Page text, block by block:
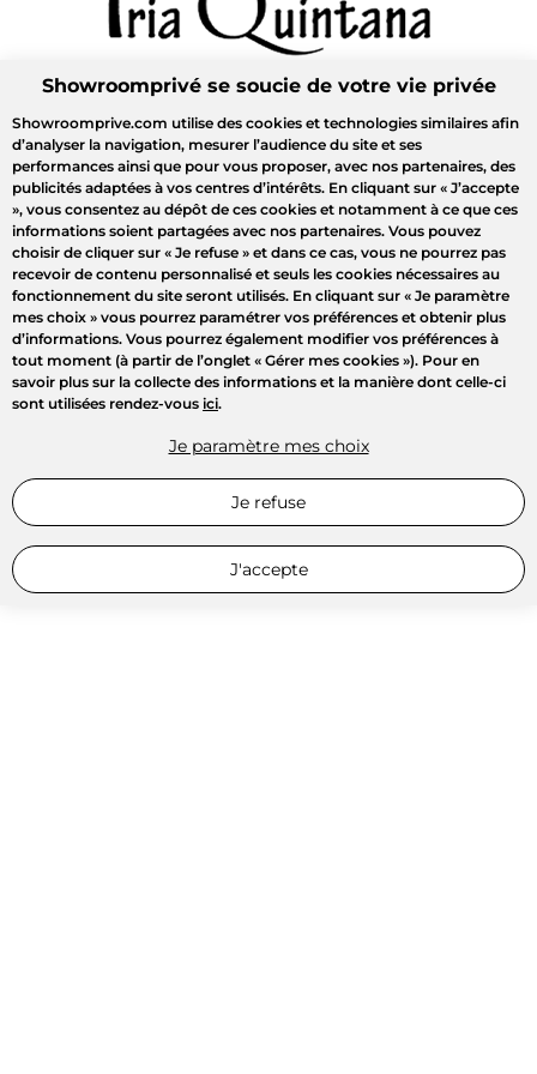
Showroomprivé se soucie de votre vie privée
Showroomprive.com utilise des cookies et technologies similaires afin
d’analyser la navigation, mesurer l’audience du site et ses
performances ainsi que pour vous proposer, avec nos partenaires, des
publicités adaptées à vos centres d’intérêts. En cliquant sur « J’accepte
», vous consentez au dépôt de ces cookies et notamment à ce que ces
informations soient partagées avec nos partenaires. Vous pouvez
choisir de cliquer sur « Je refuse » et dans ce cas, vous ne pourrez pas
recevoir de contenu personnalisé et seuls les cookies nécessaires au
fonctionnement du site seront utilisés. En cliquant sur « Je paramètre
mes choix » vous pourrez paramétrer vos préférences et obtenir plus
d’informations. Vous pourrez également modifier vos préférences à
tout moment (à partir de l’onglet « Gérer mes cookies »). Pour en
savoir plus sur la collecte des informations et la manière dont celle-ci
sont utilisées rendez-vous ici.
Je paramètre mes choix
Je refuse
J'accepte